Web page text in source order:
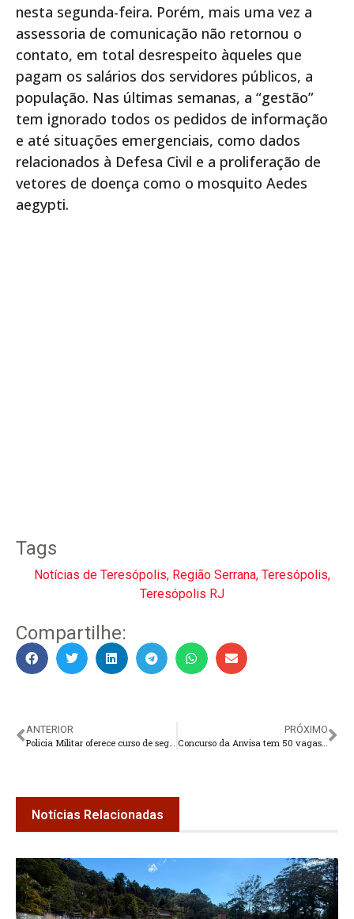
nesta segunda-feira. Porém, mais uma vez a
assessoria de comunicação não retornou o
contato, em total desrespeito àqueles que
pagam os salários dos servidores públicos, a
população. Nas últimas semanas, a “gestão”
tem ignorado todos os pedidos de informação
e até situações emergenciais, como dados
relacionados à Defesa Civil e a proliferação de
vetores de doença como o mosquito Aedes
aegypti.
Tags
Notícias de Teresópolis, Região Serrana, Teresópolis,
Teresópolis RJ
Compartilhe:
ANTERIOR
Policia Militar oferece curso de segurança predial em Teresópolis
PRÓXIMO
Concurso da Anvisa tem 50 vagas com salário de R$ 16,4 mil
Notícias Relacionadas